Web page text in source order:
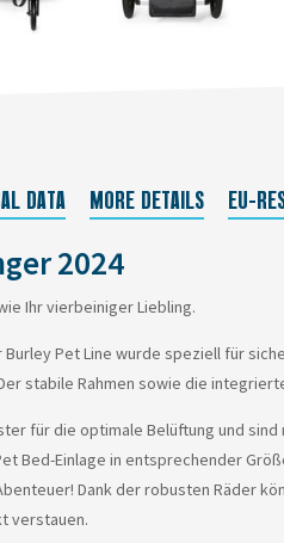
DATA MORE DETAILS EU-
2024
Ihr vierbeiniger Liebling.
Pet Line wurde speziell für
Der stabile Rahmen sowie die
für die optimale Belüftung und
Einlage in entsprechender
Dank der robusten Räder
verstauen.